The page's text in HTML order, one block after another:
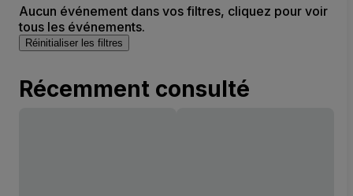
Aucun événement dans vos filtres, cliquez pour voir
tous les événements.
Réinitialiser les filtres
Récemment consulté